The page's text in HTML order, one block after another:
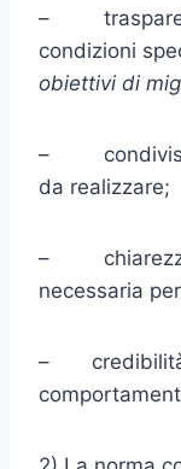
–
condizioni
obiettivi di
–
da realizzare;
– chiarezza
necessaria
– credibilità